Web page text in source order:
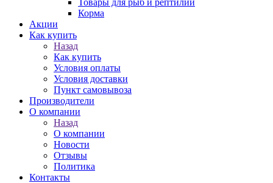
Товары для рыб и рептилий
Корма
Акции
Как купить
Назад
Как купить
Условия оплаты
Условия доставки
Пункт самовывоза
Производители
О компании
Назад
О компании
Новости
Отзывы
Политика
Контакты